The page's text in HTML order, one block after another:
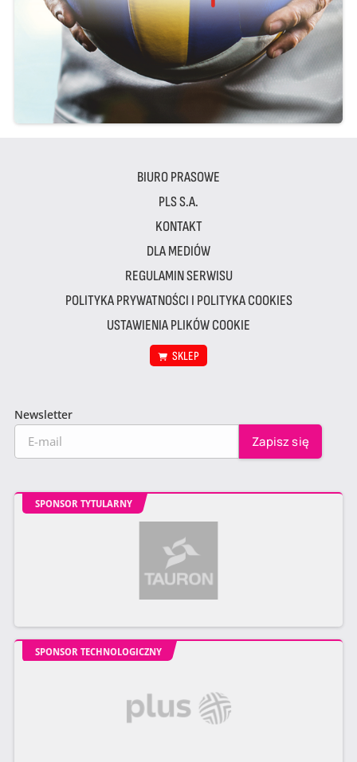
BIURO PRASOWE
PLS S.A.
KONTAKT
DLA MEDIÓW
REGULAMIN SERWISU
POLITYKA PRYWATNOŚCI I POLITYKA COOKIES
USTAWIENIA PLIKÓW COOKIE
SKLEP
Newsletter
SPONSOR TYTULARNY
SPONSOR TECHNOLOGICZNY